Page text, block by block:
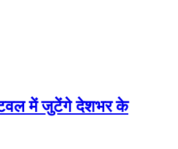
में जुटेंगे देशभर के